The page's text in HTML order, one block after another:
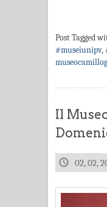
Post Tagged
#museiunipv,
Il
02, 02,